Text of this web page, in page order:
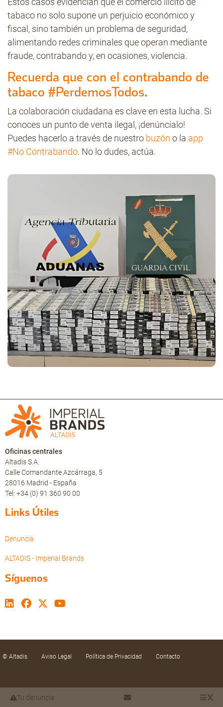
Tu denuncia
tabaco no solo supone un perjuicio económico y
fiscal, sino también un problema de seguridad,
alimentando redes criminales que operan mediante
fraude, contrabando y, en ocasiones, violencia.
Recuerda que con el contrabando de
tabaco #PerdemosTodos.
La colaboración ciudadana es clave en esta lucha. Si
conoces un punto de venta ilegal, ¡denúncialo!
Puedes hacerlo a través de nuestro buzón o la app
#No Contrabando. No lo dudes, actúa.
Oficinas centrales
Altadis S.A.
Calle Comandante Azcárraga, 5
28016 Madrid - España
Tel: +34 (0) 91 360 90 00
Links Útiles
Denuncia
ALTADIS - Imperial Brands
Síguenos
© Altadis Aviso Legal Política de Privacidad Contacto